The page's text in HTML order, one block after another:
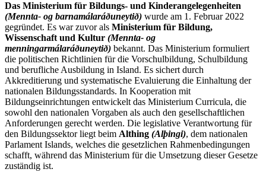
Das Ministerium für Bildungs- und Kinderangelegenheiten
(Mennta- og barnamálaráðuneytið) wurde am 1. Februar 2022
gegründet. Es war zuvor als Ministerium für Bildung,
Wissenschaft und Kultur (Mennta- og
menningarmálaráðuneytið) bekannt. Das Ministerium formuliert
die politischen Richtlinien für die Vorschulbildung, Schulbildung
und berufliche Ausbildung in Island. Es sichert durch
Akkreditierung und systematische Evaluierung die Einhaltung der
nationalen Bildungsstandards. In Kooperation mit
Bildungseinrichtungen entwickelt das Ministerium Curricula, die
sowohl den nationalen Vorgaben als auch den gesellschaftlichen
Anforderungen gerecht werden. Die legislative Verantwortung für
den Bildungssektor liegt beim Althing (Alþingi), dem nationalen
Parlament Islands, welches die gesetzlichen Rahmenbedingungen
schafft, während das Ministerium für die Umsetzung dieser Gesetze
zuständig ist.